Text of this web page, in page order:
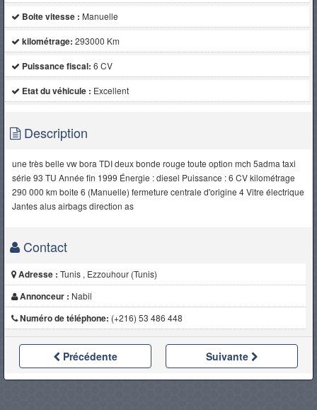
Boite vitesse : Manuelle
kilométrage: 293000 Km
Puissance fiscal: 6 CV
Etat du véhicule : Excellent
Description
une très belle vw bora TDI deux bonde rouge toute option mch 5adma taxi
série 93 TU Année fin 1999 Énergie : diesel Puissance : 6 CV kilométrage
290 000 km boite 6 (Manuelle) fermeture centrale d'origine 4 Vitre électrique
Jantes alus airbags direction as
Contact
Adresse : Tunis , Ezzouhour (Tunis)
Annonceur : Nabil
Numéro de téléphone: (+216) 53 486 448
Précédente Suivante